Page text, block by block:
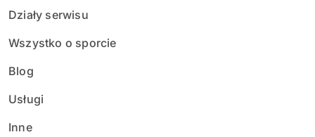
Działy serwisu
Wszystko o sporcie
Blog
Usługi
Inne